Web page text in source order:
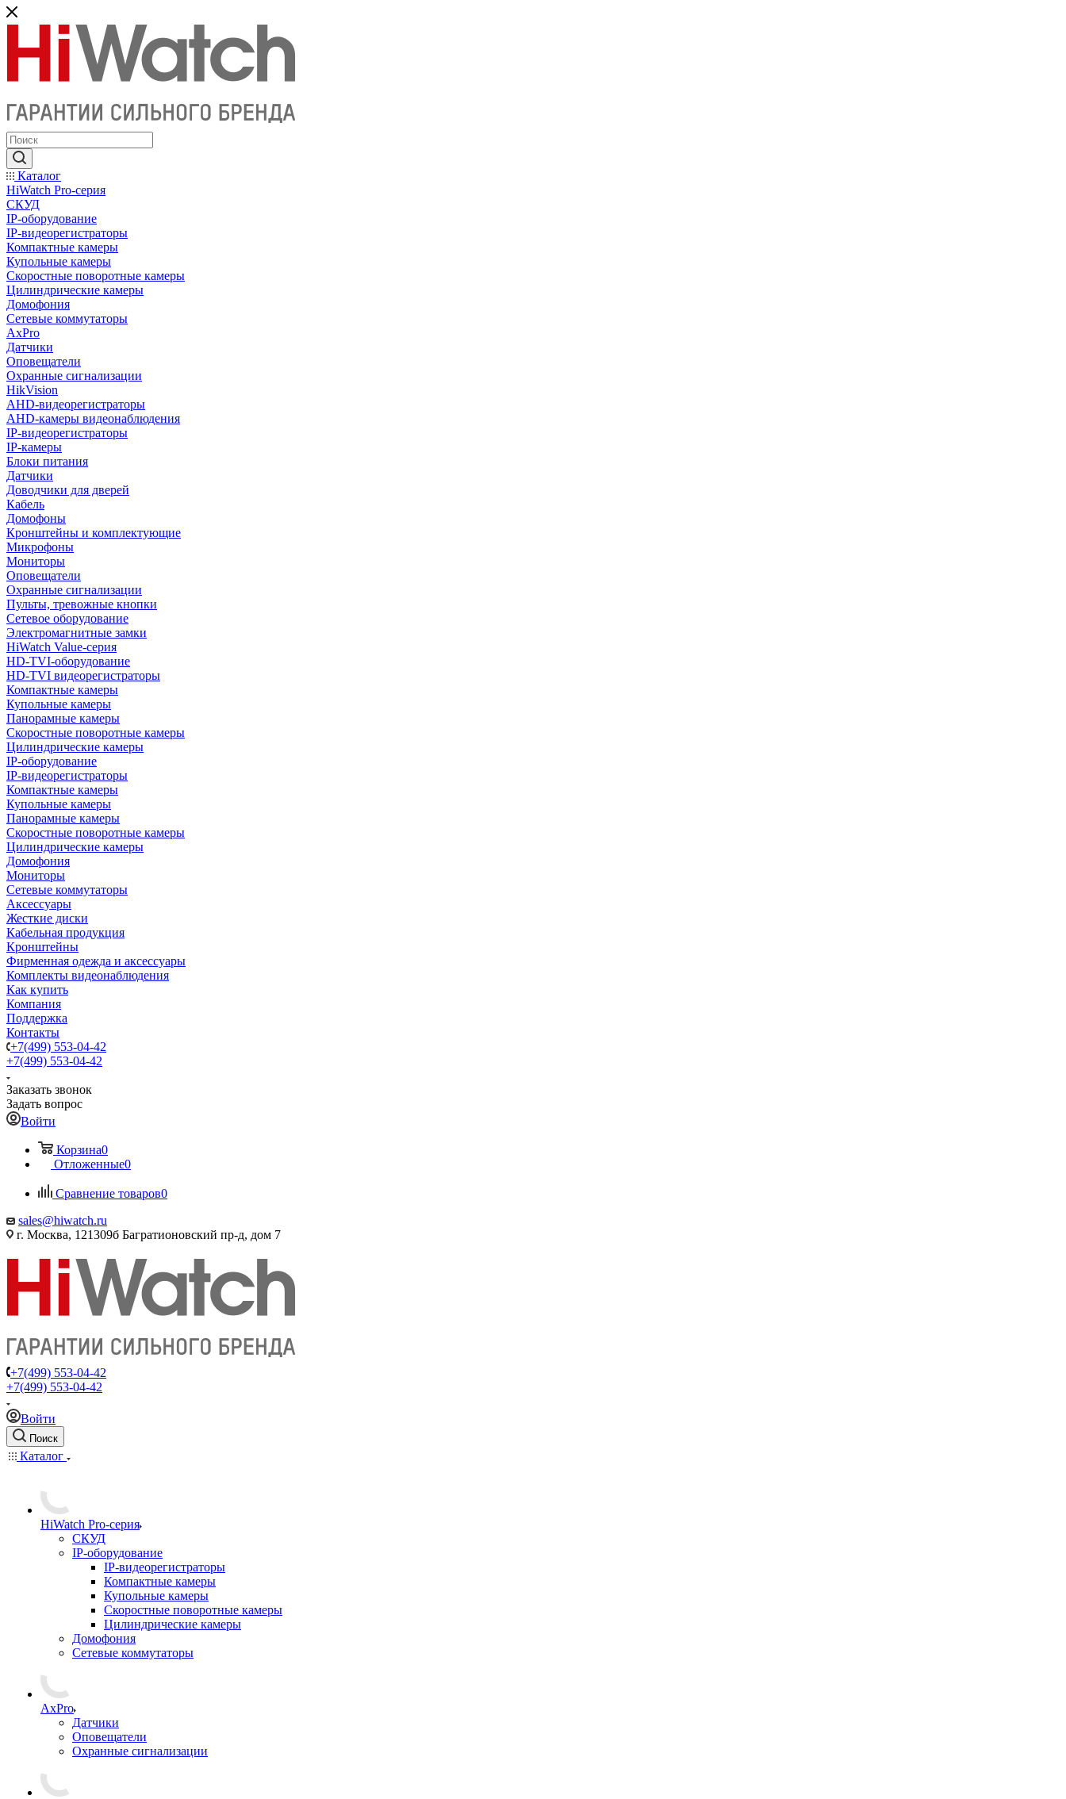
Каталог
HiWatch Pro-серия
CКУД
IP-оборудование
IP-видеорегистраторы
Компактные камеры
Купольные камеры
Скоростные поворотные камеры
Цилиндрические камеры
Домофония
Сетевые коммутаторы
AxPro
Датчики
Оповещатели
Охранные сигнализации
HikVision
AHD-видеорегистраторы
AHD-камеры видеонаблюдения
IP-видеорегистраторы
IP-камеры
Блоки питания
Датчики
Доводчики для дверей
Кабель
Домофоны
Кронштейны и комплектующие
Микрофоны
Мониторы
Оповещатели
Охранные сигнализации
Пульты, тревожные кнопки
Сетевое оборудование
Электромагнитные замки
HiWatch Value-серия
HD-TVI-оборудование
HD-TVI видеорегистраторы
Компактные камеры
Купольные камеры
Панорамные камеры
Скоростные поворотные камеры
Цилиндрические камеры
IP-оборудование
IP-видеорегистраторы
Компактные камеры
Купольные камеры
Панорамные камеры
Скоростные поворотные камеры
Цилиндрические камеры
Домофония
Мониторы
Сетевые коммутаторы
Аксессуары
Жесткие диски
Кабельная продукция
Кронштейны
Фирменная одежда и аксессуары
Комплекты видеонаблюдения
Как купить
Компания
Поддержка
Контакты
+7(499) 553-04-42
+7(499) 553-04-42
Заказать звонок
Задать вопрос
Войти
Корзина0
Отложенные0
Сравнение товаров0
sales@hiwatch.ru
г. Москва, 121309б Багратионовский пр-д, дом 7
+7(499) 553-04-42
+7(499) 553-04-42
Войти
Поиск
Каталог
HiWatch Pro-серия
CКУД
IP-оборудование
IP-видеорегистраторы
Компактные камеры
Купольные камеры
Скоростные поворотные камеры
Цилиндрические камеры
Домофония
Сетевые коммутаторы
AxPro
Датчики
Оповещатели
Охранные сигнализации